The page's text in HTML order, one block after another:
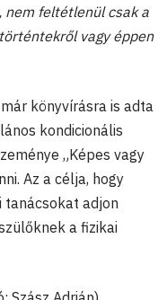
nem feltétlenül csak a
vagy éppen
könyvírásra is adta
kondicionális
„Képes vagy
Az a célja, hogy
adjon
a fizikai